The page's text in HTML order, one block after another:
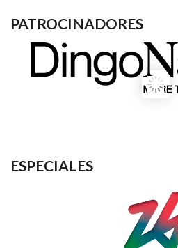
PATROCINADORES
ESPECIALES